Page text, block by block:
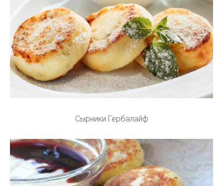
Сырники Гербалайф